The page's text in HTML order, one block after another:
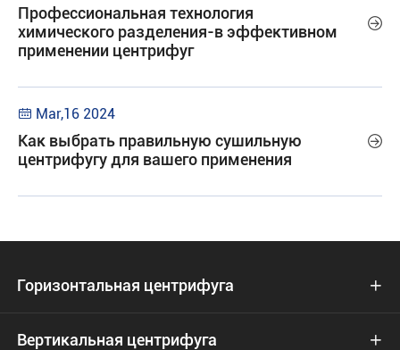
Профессиональная технология
химического разделения-в эффективном
применении центрифуг

 Mar,16 2024
Как выбрать правильную сушильную
центрифугу для вашего применения

Горизонтальная центрифуга 
Вертикальная центрифуга 